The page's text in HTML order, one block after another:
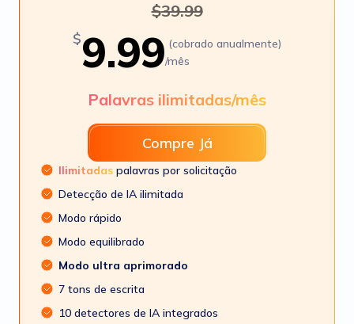
$39.99
$9.99 (cobrado anualmente)
/mês
Palavras ilimitadas/mês
Compre Já
Ilimitadas palavras por solicitação
Detecção de IA ilimitada
Modo rápido
Modo equilibrado
Modo ultra aprimorado
7 tons de escrita
10 detectores de IA integrados